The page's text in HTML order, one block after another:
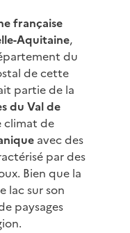
française
Aquitaine,
du
de cette
partie de la
du Val de
climat de
avec des
par des
Bien que la
lac sur son
paysages